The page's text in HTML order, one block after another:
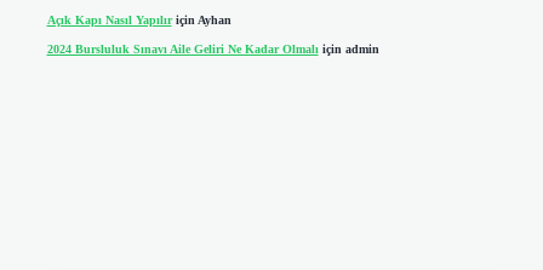
Açık Kapı Nasıl Yapılıriçin Ayhan
2024 Bursluluk Sınavı Aile Geliri Ne Kadar Olmalıiçin admin